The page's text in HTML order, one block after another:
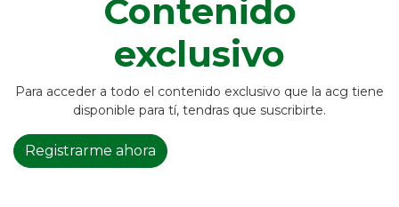
Contenido
exclusivo
Para acceder a todo el contenido exclusivo que la acg tiene
disponible para tí, tendras que suscribirte.
Registrarme ahora